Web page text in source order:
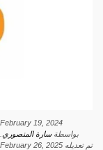
February 19, 2024
بواسطةسارة المنصوري
تم تعديله February 26, 2025